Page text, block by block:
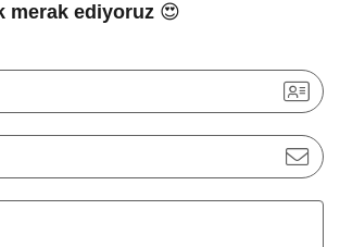
merak ediyoruz 😍